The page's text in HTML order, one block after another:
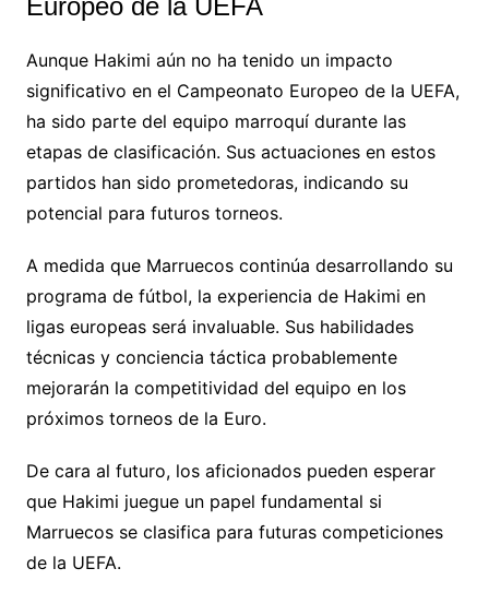
Europeo de la UEFA
Aunque Hakimi aún no ha tenido un impacto
significativo en el Campeonato Europeo de la UEFA,
ha sido parte del equipo marroquí durante las
etapas de clasificación. Sus actuaciones en estos
partidos han sido prometedoras, indicando su
potencial para futuros torneos.
A medida que Marruecos continúa desarrollando su
programa de fútbol, la experiencia de Hakimi en
ligas europeas será invaluable. Sus habilidades
técnicas y conciencia táctica probablemente
mejorarán la competitividad del equipo en los
próximos torneos de la Euro.
De cara al futuro, los aficionados pueden esperar
que Hakimi juegue un papel fundamental si
Marruecos se clasifica para futuras competiciones
de la UEFA.